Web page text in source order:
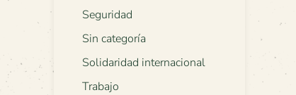
Seguridad
Sin categoría
Solidaridad internacional
Trabajo